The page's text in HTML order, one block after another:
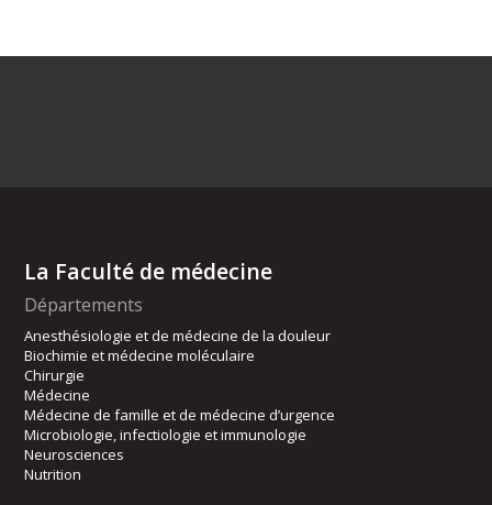
La Faculté de médecine
Départements
Anesthésiologie et de médecine de la douleur
Biochimie et médecine moléculaire
Chirurgie
Médecine
Médecine de famille et de médecine d’urgence
Microbiologie, infectiologie et immunologie
Neurosciences
Nutrition